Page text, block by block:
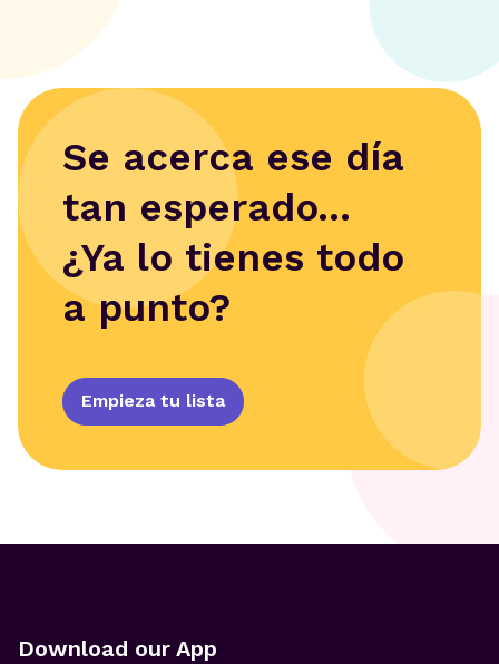
Se acerca ese día
tan esperado...
¿Ya lo tienes todo
a punto?
Empieza tu lista
Download our App